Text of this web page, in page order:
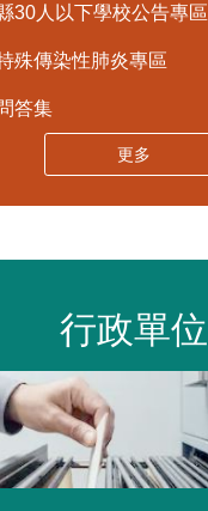
30人以下學校公告專區
殊傳染性肺炎專區
答集
更多
行政單位